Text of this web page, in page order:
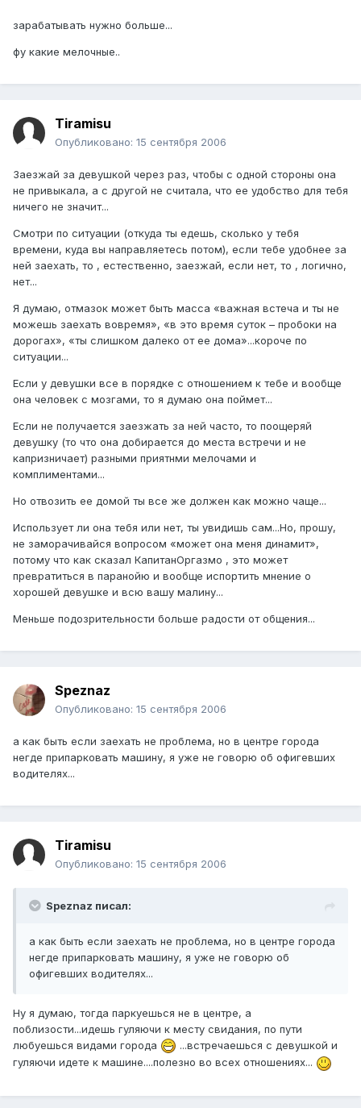
зарабатывать нужно больше...
фу какие мелочные..
Tiramisu
Опубликовано: 15 сентября 2006
Заезжай за девушкой через раз, чтобы с одной стороны она
не привыкала, а с другой не считала, что ее удобство для тебя
ничего не значит...
Смотри по ситуации (откуда ты едешь, сколько у тебя
времени, куда вы направляетесь потом), если тебе удобнее за
ней заехать, то , естественно, заезжай, если нет, то , логично,
нет...
Я думаю, отмазок может быть масса «важная встеча и ты не
можешь заехать вовремя», «в это время суток – пробоки на
дорогах», «ты слишком далеко от ее дома»...короче по
ситуации...
Если у девушки все в порядке с отношением к тебе и вообще
она человек с мозгами, то я думаю она поймет...
Если не получается заезжать за ней часто, то поощеряй
девушку (то что она добирается до места встречи и не
капризничает) разными приятнми мелочами и
комплиментами...
Но отвозить ее домой ты все же должен как можно чаще...
Использует ли она тебя или нет, ты увидишь сам...Но, прошу,
не заморачивайся вопросом «может она меня динамит»,
потому что как сказал КапитанОргазмо , это может
превратиться в паранойю и вообще испортить мнение о
хорошей девушке и всю вашу малину...
Меньше подозрительности больше радости от общения...
Speznaz
Опубликовано: 15 сентября 2006
а как быть если заехать не проблема, но в центре города
негде припарковать машину, я уже не говорю об офигевших
водителях...
Tiramisu
Опубликовано: 15 сентября 2006
Speznaz писал:
а как быть если заехать не проблема, но в центре города
негде припарковать машину, я уже не говорю об
офигевших водителях...
Ну я думаю, тогда паркуешься не в центре, а
поблизости...идешь гуляючи к месту свидания, по пути
любуешься видами города
...встречаешься с девушкой и
гуляючи идете к машине....полезно во всех отношениях...